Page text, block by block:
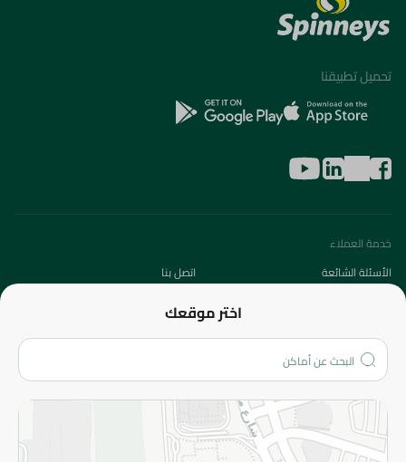
اختر موقعك
تحميل تطبيقنا
خدمة العملاء
الأسئلة الشائعة
اتصل بنا
من نحن؟
الفروع
المزيد
الاسترجاع
سياسة الاستخدام
سياسة الخصوصية